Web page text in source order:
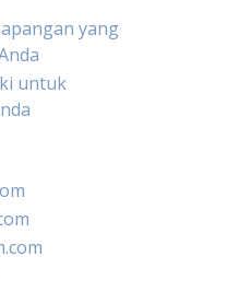
yang
untuk